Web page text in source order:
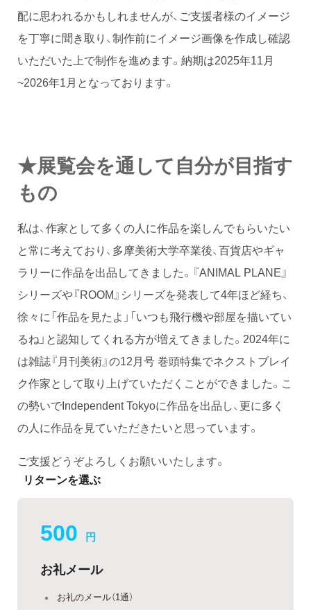
配に思われるかもしれませんが、ご支援者様のイメージ
を丁寧に聞き取り、制作前にイメージ画像を作成し確認
いただいた上で制作を進めます。納期は2025年11月
~2026年1月となっております。
★展覧会を通して自分が目指す
もの
私は、作家として多くの人に作品を楽しんでもらいたい
と常に考えており、多摩美術大学卒業後、百貨店やギャ
ラリーに作品を出品してきました。『ANIMAL PLANE』
シリーズや『ROOM』シリーズを発表して4年ほど経ち、
徐々に「作品を見たよ」「いつも飛行機や部屋を描いてい
るね」と認知してくれる方が増えてきました。2024年に
は雑誌『月刊美術』の12月号 巻頭特集でネクストブレイ
ク作家として取り上げていただくことができました。こ
の勢いでIndependent Tokyoに作品を出品し、更に多く
の人に作品を見ていただきたいと思っています。
ご支援どうぞよろしくお願いいたします。
リターンを選ぶ
500 円
お礼メール
お礼のメール（1通）